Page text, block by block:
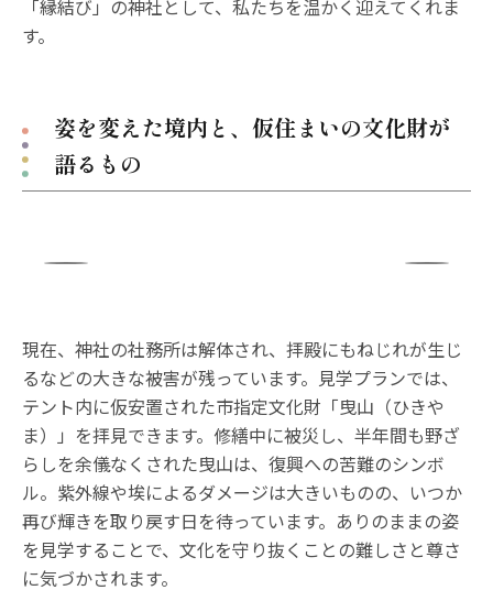
「縁結び」の神社として、私たちを温かく迎えてくれま
す。
姿を変えた境内と、仮住まいの文化財が
語るもの
現在、神社の社務所は解体され、拝殿にもねじれが生じ
るなどの大きな被害が残っています。見学プランでは、
テント内に仮安置された市指定文化財「曳山（ひきや
ま）」を拝見できます。修繕中に被災し、半年間も野ざ
らしを余儀なくされた曳山は、復興への苦難のシンボ
ル。紫外線や埃によるダメージは大きいものの、いつか
再び輝きを取り戻す日を待っています。ありのままの姿
を見学することで、文化を守り抜くことの難しさと尊さ
に気づかされます。